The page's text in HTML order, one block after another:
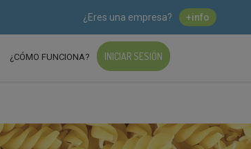
¿Eres una empresa? +info
¿CÓMO FUNCIONA? INICIAR SESIÓN